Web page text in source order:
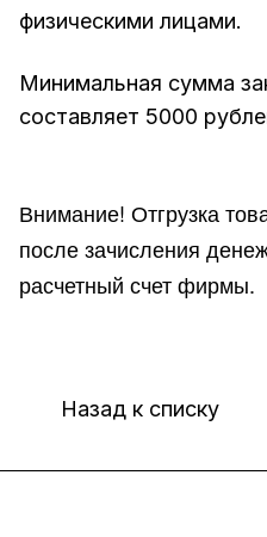
физическими лицами.
Минимальная сумма
составляет
Внимание! Отгрузка
после зачисления
расчетный счет фирмы.
Назад к списку